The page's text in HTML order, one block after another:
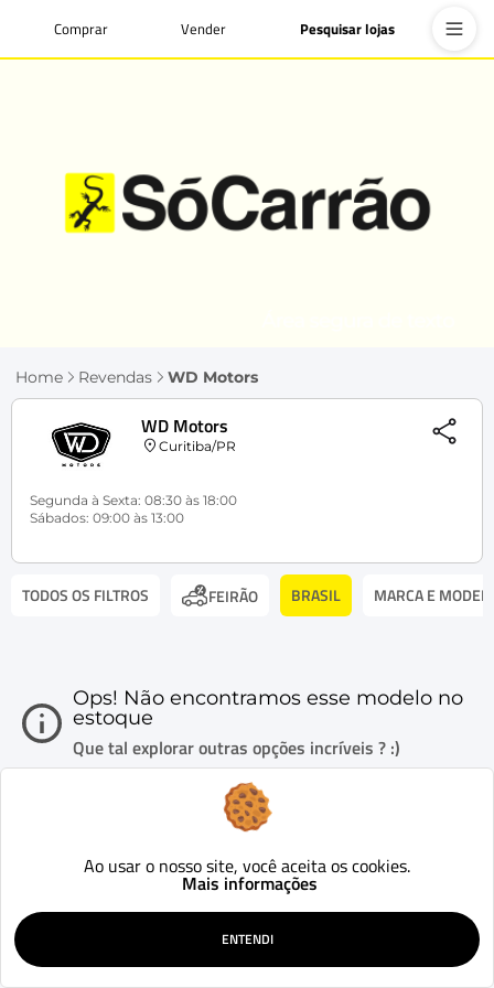
Comprar Vender Pesquisar lojas
Home Revendas WD Motors
WD Motors
Curitiba/PR
Segunda à Sexta: 08:30 às 18:00
Sábados: 09:00 às 13:00
TODOS OS FILTROS FEIRÃO BRASIL MARCA E
Ops! Não encontramos esse modelo no
estoque
Que tal explorar outras opções incríveis ? :)
Ao usar o nosso site, você aceita os cookies.
Mais informações
ENTENDI